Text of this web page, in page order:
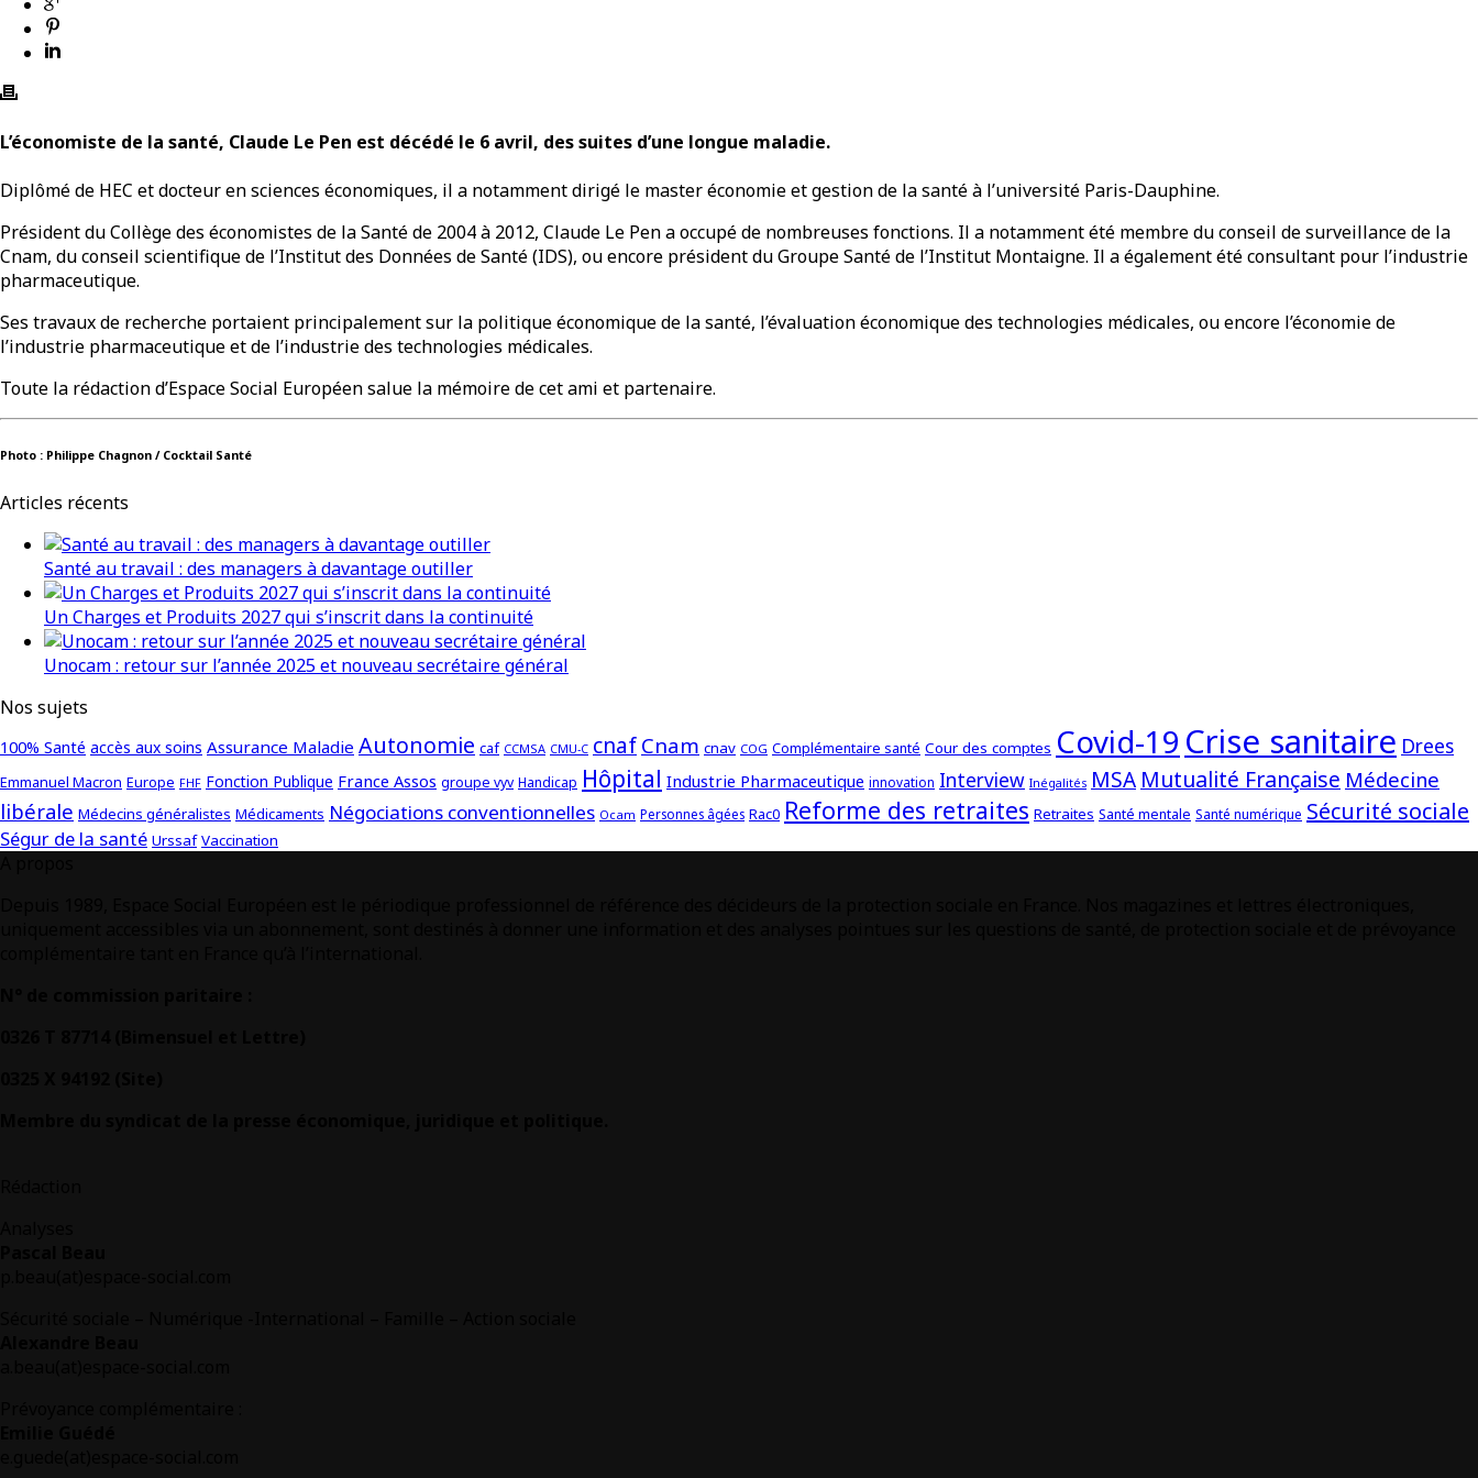
L’économiste de la santé, Claude Le Pen est décédé le 6 avril, des suites d’une longue maladie.
Diplômé de HEC et docteur en sciences économiques, il a notamment dirigé le master économie et gestion de la santé à l’université Paris-Dauphine.
Président du Collège des économistes de la Santé de 2004 à 2012, Claude Le Pen a occupé de nombreuses fonctions. Il a notamment été membre du conseil de surveillance de la
Cnam, du conseil scientifique de l’Institut des Données de Santé (IDS), ou encore président du Groupe Santé de l’Institut Montaigne. Il a également été consultant pour l’industrie
pharmaceutique.
Ses travaux de recherche portaient principalement sur la politique économique de la santé, l’évaluation économique des technologies médicales, ou encore l’économie de
l’industrie pharmaceutique et de l’industrie des technologies médicales.
Toute la rédaction d’Espace Social Européen salue la mémoire de cet ami et partenaire.
Photo : Philippe Chagnon / Cocktail Santé
Articles récents
Santé au travail : des managers à davantage outiller
Un Charges et Produits 2027 qui s’inscrit dans la continuité
Unocam : retour sur l’année 2025 et nouveau secrétaire général
Nos sujets
100% Santé accès aux soins Assurance Maladie Autonomie caf CCMSA CMU-C cnaf Cnam cnav COG Complémentaire santé Cour des comptes Covid-19 Crise sanitaire Drees
Emmanuel Macron Europe FHF Fonction Publique France Assos groupe vyv Handicap Hôpital Industrie Pharmaceutique innovation Interview Inégalités MSA Mutualité Française Médecine
libérale Médecins généralistes Médicaments Négociations conventionnelles Ocam Personnes âgées Rac0 Reforme des retraites Retraites Santé mentale Santé numérique Sécurité sociale
Ségur de la santé Urssaf Vaccination